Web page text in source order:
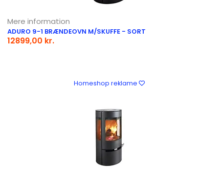
Mere information
ADURO 9-1 BRÆNDEOVN M/SKUFFE - SORT
12899,00 kr.
Homeshop reklame